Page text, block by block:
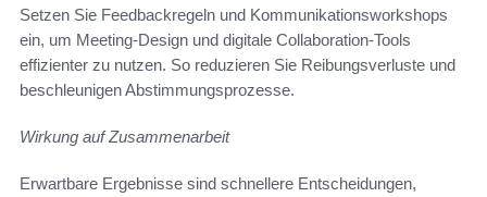
Setzen Sie Feedbackregeln und Kommunikationsworkshops
ein, um Meeting-Design und digitale Collaboration-Tools
effizienter zu nutzen. So reduzieren Sie Reibungsverluste und
beschleunigen Abstimmungsprozesse.
Wirkung auf Zusammenarbeit
Erwartbare Ergebnisse sind schnellere Entscheidungen,